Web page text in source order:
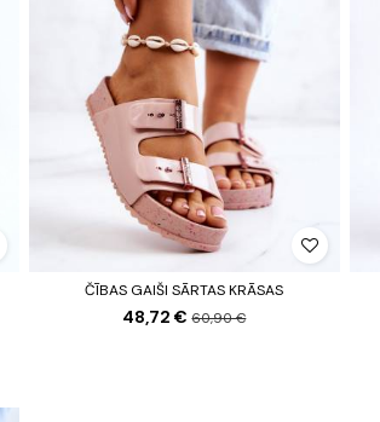
ČĪBAS GAIŠI SĀRTAS KRĀSAS
48,72 €60,90 €